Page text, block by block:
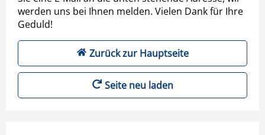
werden uns bei Ihnen melden. Vielen Dank für Ihre
Geduld!
Zurück zur Hauptseite
Seite neu laden